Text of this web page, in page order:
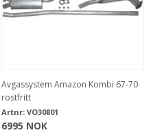
Avgassystem Amazon Kombi 67-70
rostfritt
Artnr: VO30801
6995 NOK